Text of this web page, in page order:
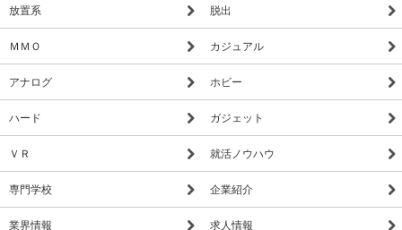
放置系 脱出
ＭＭＯ カジュアル
アナログ ホビー
ハード ガジェット
ＶＲ 就活ノウハウ
専門学校 企業紹介
業界情報 求人情報